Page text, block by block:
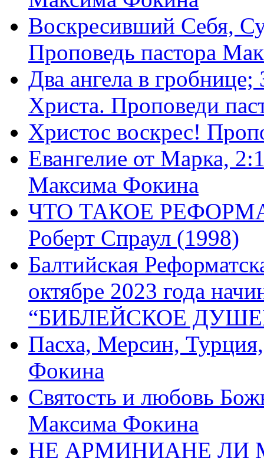
Воскресивший Себя,
Проповедь пастора
Два ангела в
Христа. Проповеди
Христос воскрес!
Евангелие от Марка,
Максима Фокина
ЧТО ТАКОЕ
Роберт Спраул (1998)
Балтийская
октябре 2023 года
“БИБЛЕЙСКОЕ
Пасха, Мерсин,
Фокина
Святость и любовь
Максима Фокина
НЕ АРМИНИАНЕ ЛИ